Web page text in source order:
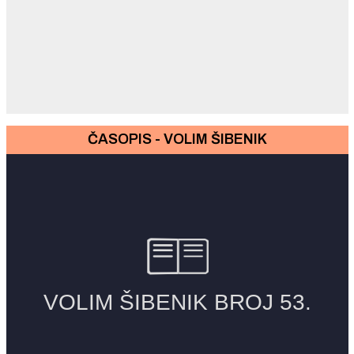
ČASOPIS - VOLIM ŠIBENIK